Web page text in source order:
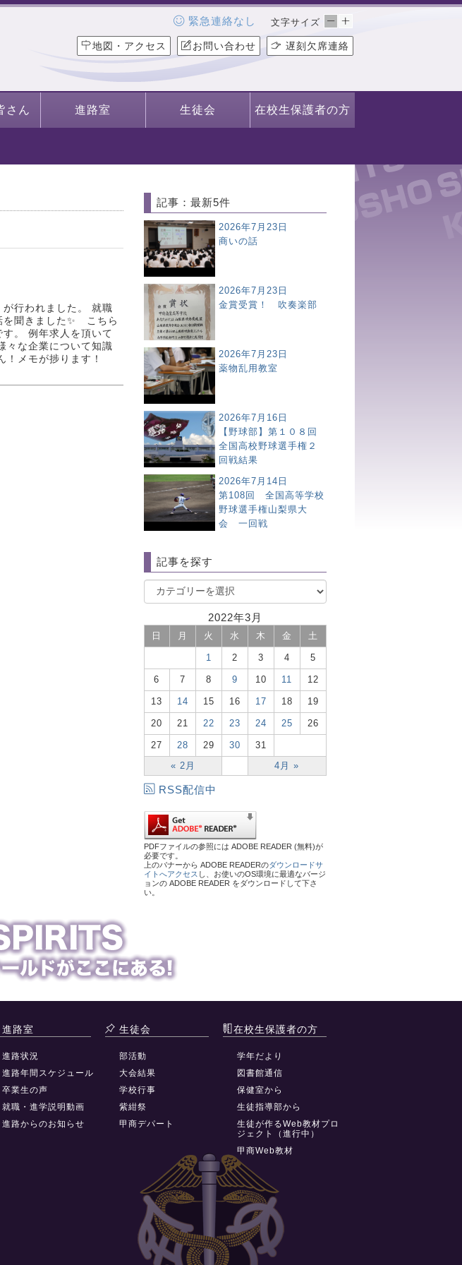
文字サイズ
地図・アクセス お問い合わせ 遅刻欠席連絡
緊急連絡なし
さん 進路室 生徒会 在校生保護者の方
行われました。 就職
を聞きました✨ こちら
。 例年求人を頂いて
々な企業について知識
メモが捗ります！
記事：最新5件
2026年7月23日
商いの話
2026年7月23日
金賞受賞！ 吹奏楽部
2026年7月23日
薬物乱用教室
2026年7月16日
【野球部】第１０８回
全国高校野球選手権２
回戦結果
2026年7月14日
第108回 全国高等学校
野球選手権山梨県大
会 一回戦
記事を探す
2022年3月
日 月 火 水 木 金 土
« 2月 4月 »
1 2 3 4 5
6 7 8 9 10 11 12
13 14 15 16 17 18 19
20 21 22 23 24 25 26
27 28 29 30 31
RSS配信中
PDFファイルの参照には ADOBE READER (無料)が
必要です。
上のバナーから ADOBE READERのダウンロードサ
イトへアクセス し、お使いのOS環境に最適なバージ
ョンの ADOBE READER をダウンロードして下さ
い。
進路室
進路状況
進路年間スケジュール
卒業生の声
就職・進学説明動画
進路からのお知らせ
生徒会
部活動
大会結果
学校行事
紫紺祭
甲商デパート
在校生保護者の方
学年だより
図書館通信
保健室から
生徒指導部から
生徒が作るWeb教材プロ
ジェクト（進行中）
甲商Web教材